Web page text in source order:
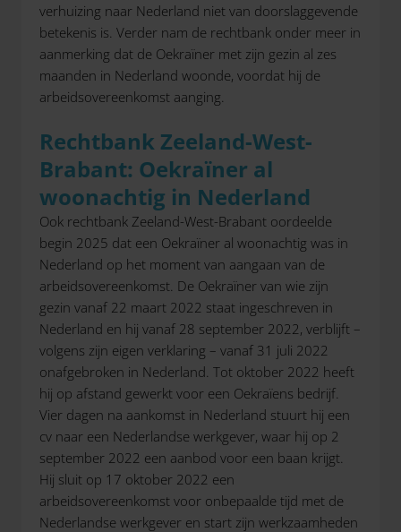
verhuizing naar Nederland niet van doorslaggevende
betekenis is. Verder nam de rechtbank onder meer in
aanmerking dat de Oekraïner met zijn gezin al zes
maanden in Nederland woonde, voordat hij de
arbeidsovereenkomst aanging.
Rechtbank Zeeland-West-
Brabant: Oekraïner al
woonachtig in Nederland
Ook rechtbank Zeeland-West-Brabant oordeelde
begin 2025 dat een Oekraïner al woonachtig was in
Nederland op het moment van aangaan van de
arbeidsovereenkomst. De Oekraïner van wie zijn
gezin vanaf 22 maart 2022 staat ingeschreven in
Nederland en hij vanaf 28 september 2022, verblijft –
volgens zijn eigen verklaring – vanaf 31 juli 2022
onafgebroken in Nederland. Tot oktober 2022 heeft
hij op afstand gewerkt voor een Oekraïens bedrijf.
Vier dagen na aankomst in Nederland stuurt hij een
cv naar een Nederlandse werkgever, waar hij op 2
september 2022 een aanbod voor een baan krijgt.
Hij sluit op 17 oktober 2022 een
arbeidsovereenkomst voor onbepaalde tijd met de
Nederlandse werkgever en start zijn werkzaamheden